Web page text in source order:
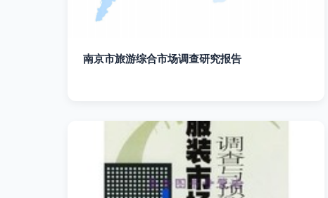
南京市旅游综合市场调查研究报告